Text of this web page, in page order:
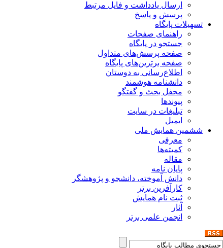
ارسال یادداشت و فایل مرتبط
پرسش و پاسخ
تسهیلات پایگاه
راهنمای صفحات
جستجو در پایگاه
صفحه پرسش‌های متداول
صفحه برترین‌های پایگاه
اطلاع‌رسانی به دوستان
دانشنامه هوشمند
محفل بحث و گفتگو
پیوندها
تبلیغات در سایت
ایمیل
ششمین همایش ملی
معرفی
کمیته‌ها
مقاله
پایان نامه
دانش آموخته، دانشجو و پژوهشگر
کارآفرین برتر
ثبت نام همایش
آثار
انجمن علمی برتر